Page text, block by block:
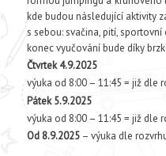
kde budou následující aktivity
s sebou: svačina, pití,
konec vyučování bude díky
Čtvrtek 4.9.2025
výuka od 8:00 – 11:45 = již dle
Pátek 5.9.2025
výuka od 8:00 – 11:45 = již dle
Od 8.9.2025– výuka dle